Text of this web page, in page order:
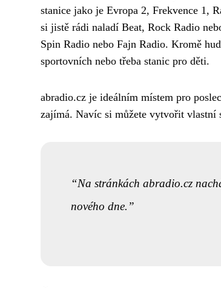
stanice jako je Evropa 2, Frekvence 1,
si jistě rádi naladí Beat, Rock Radio
Spin Radio nebo Fajn Radio. Kromě
sportovních nebo třeba stanic pro děti.
abradio.cz je ideálním místem pro
zajímá. Navíc si můžete vytvořit vlastní
Na stránkách abradio.cz
nového dne.